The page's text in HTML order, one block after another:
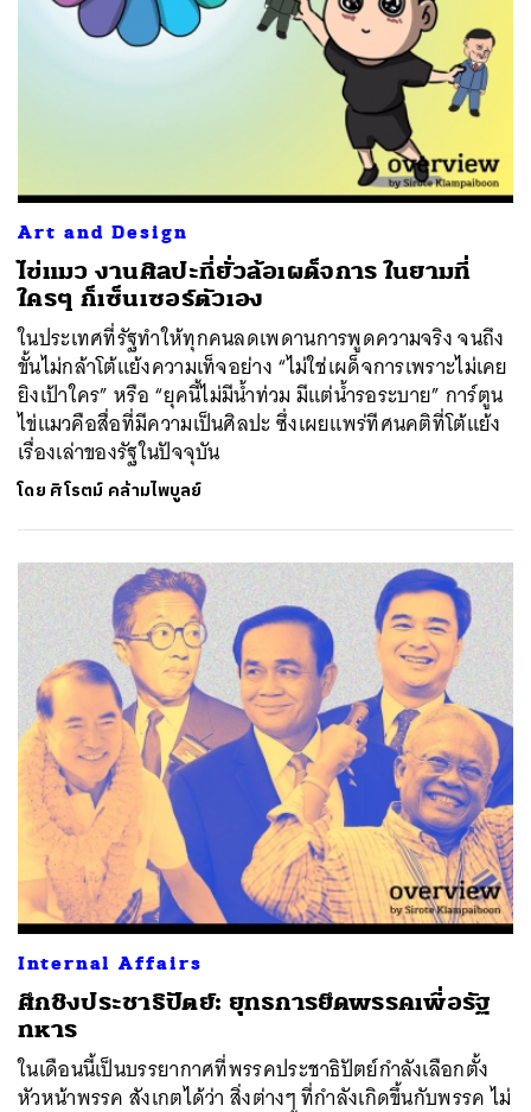
Art and Design
ไข่แมว งานศิลปะที่ยั่วล้อเผด็จการ ในยามที่
ใครๆ ก็เซ็นเซอร์ตัวเอง
ในประเทศที่รัฐทำให้ทุกคนลดเพดานการพูดความจริง จนถึง
ขั้นไม่กล้าโต้แย้งความเท็จอย่าง “ไม่ใช่เผด็จการเพราะไม่เคย
ยิงเป้าใคร” หรือ “ยุคนี้ไม่มีน้ำท่วม มีแต่น้ำรอระบาย” การ์ตูน
ไข่แมวคือสื่อที่มีความเป็นศิลปะ ซึ่งเผยแพร่ทีศนคติที่โต้แย้ง
เรื่องเล่าของรัฐในปัจจุบัน
โดย ศิโรตม์ คล้ามไพบูลย์
Internal Affairs
ศึกชิงประชาธิปัตย์: ยุทธการยึดพรรคเพื่อรัฐ
ทหาร
ในเดือนนี้เป็นบรรยากาศที่พรรคประชาธิปัตย์กำลังเลือกตั้ง
หัวหน้าพรรค สังเกตได้ว่า สิ่งต่างๆ ที่กำลังเกิดขึ้นกับพรรค ไม่